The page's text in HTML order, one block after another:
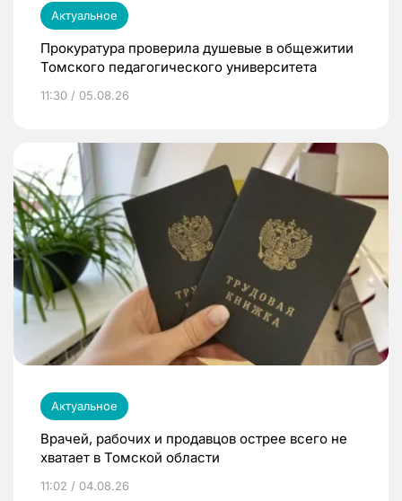
Актуальное
Прокуратура проверила душевые в общежитии
Томского педагогического университета
11:30 / 05.08.26
Актуальное
Врачей, рабочих и продавцов острее всего не
хватает в Томской области
11:02 / 04.08.26